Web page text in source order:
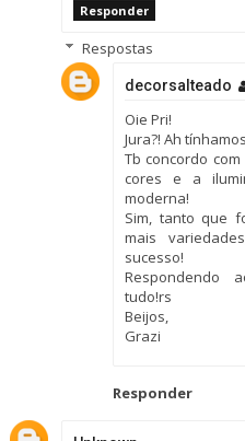
Responder
Respostas
decorsalteado
Oie Pri!
Jura?! Ah
Tb concordo
cores e a
moderna!
Sim, tanto que
mais
sucesso!
Respondendo
tudo!rs
Beijos,
Grazi
Responder